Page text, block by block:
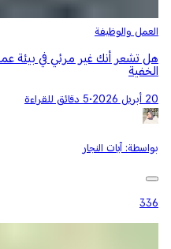
العمل والوظيفة
هل تشعر أنك غير مرئي في بيئة
الخفية
20 أبريل 2026 •5 دقائق للقراءة
بواسطة: آيات النجار
336